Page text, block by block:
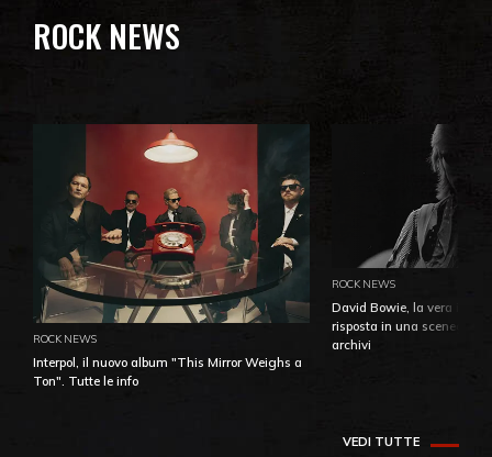
ROCK NEWS
ROCK NEWS
Interpol, il nuovo album "This Mirror Weighs a
Ton". Tutte le info
ROCK NEWS
David Bowie, la vera
risposta in una
archivi
VEDI TUTTE